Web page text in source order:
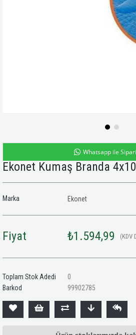
Whatsapp ile
Ekonet Kumaş Branda 4x10
Marka Ekonet
Fiyat ₺1.594,99 (KDV
Toplam Stok Adedi
0
Barkod
99902785